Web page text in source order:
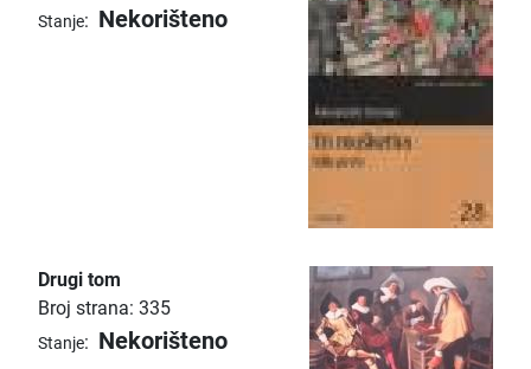
Stanje: Nekorišteno
Drugi tom
Broj strana: 335
Stanje: Nekorišteno